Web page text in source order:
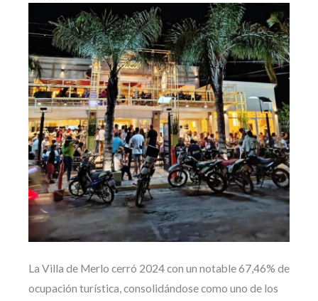
La Villa de Merlo cerró 2024 con un notable 67,46% de
ocupación turística, consolidándose como uno de los